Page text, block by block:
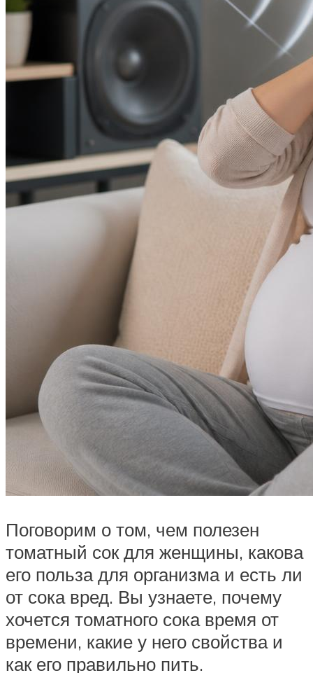
Поговорим о том, чем полезен
томатный сок для женщины, какова
его польза для организма и есть ли
от сока вред. Вы узнаете, почему
хочется томатного сока время от
времени, какие у него свойства и
как его правильно пить.